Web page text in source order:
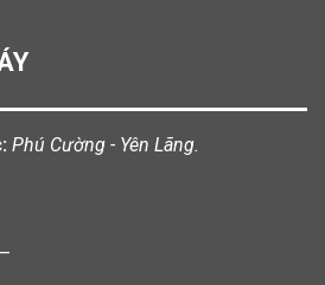
Phú Cường - Yên Lãng.